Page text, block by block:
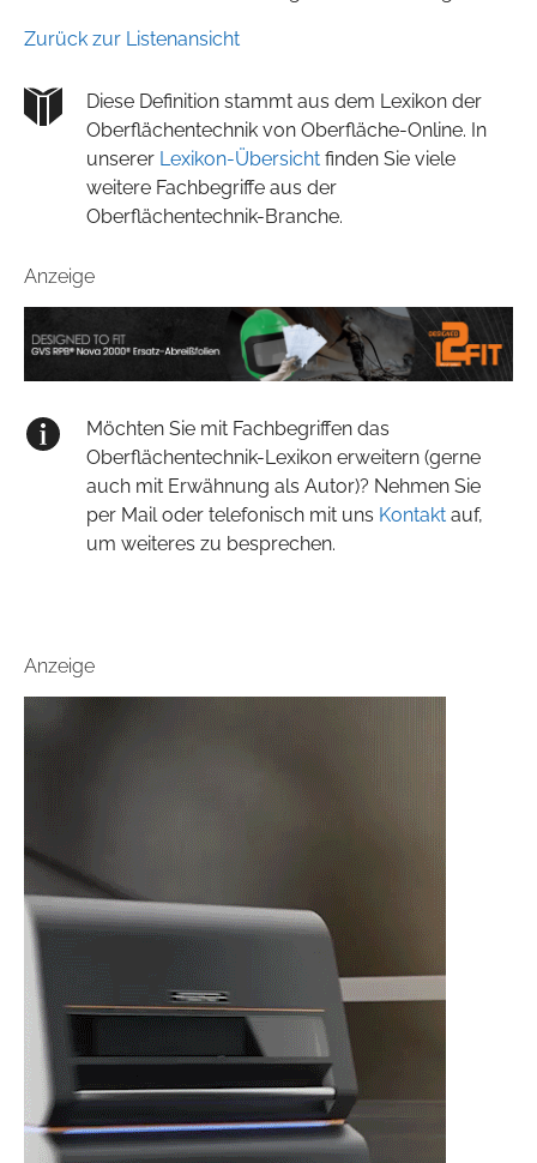
Zurück zur Listenansicht
Diese Definition stammt aus dem Lexikon der
Oberflächentechnik von Oberfläche-Online. In
unserer Lexikon-Übersicht finden Sie viele
weitere Fachbegriffe aus der
Oberflächentechnik-Branche.
Anzeige
Möchten Sie mit Fachbegriffen das
Oberflächentechnik-Lexikon erweitern (gerne
auch mit Erwähnung als Autor)? Nehmen Sie
per Mail oder telefonisch mit uns Kontakt auf,
um weiteres zu besprechen.
Anzeige